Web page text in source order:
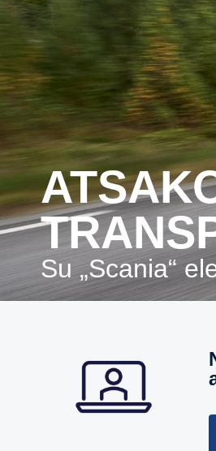
ATSAKOMYBĖS UŽ TVARŲ
Su „Scania“
Norite, kad su